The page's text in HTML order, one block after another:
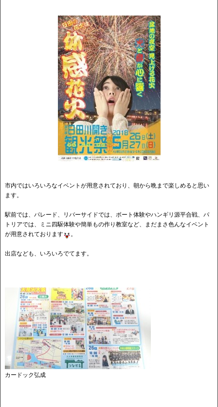
市内ではいろいろなイベントが用意されており、朝から晩まで楽しめると思い
ます。
駅前では、パレード、リバーサイドでは、ボート体験やハンギリ源平合戦、パ
トリアでは、ミニ四駆体験や簡単もの作り教室など、まだまさ色んなイベント
が用意されております
。
出店なども、いろいろでてます。
カードック弘成